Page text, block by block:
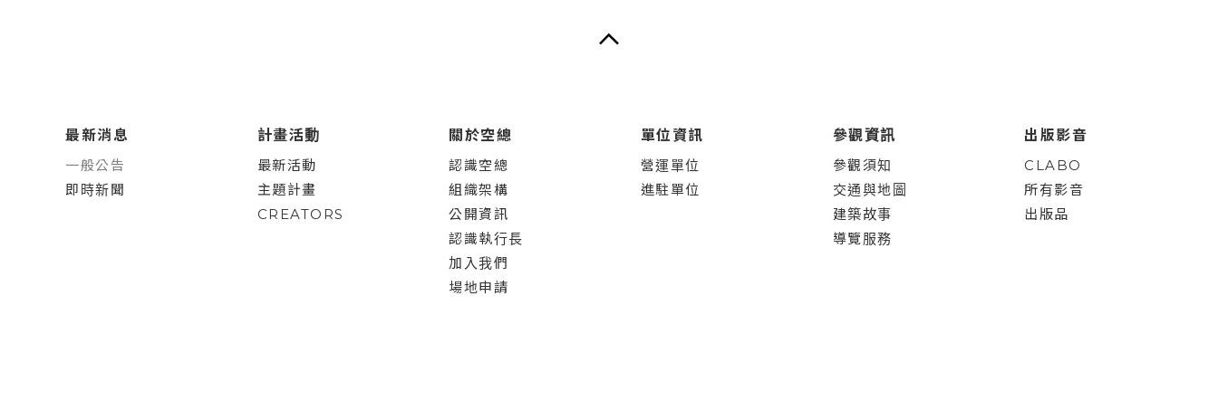
最新消息
一般公告
即時新聞
計畫活動
最新活動
主題計畫
CREATORS
關於空總
認識空總
組織架構
公開資訊
認識執行長
加入我們
場地申請
單位資訊
營運單位
進駐單位
參觀資訊
參觀須知
交通與地圖
建築故事
導覽服務
出版影音
CLABO
所有影音
出版品